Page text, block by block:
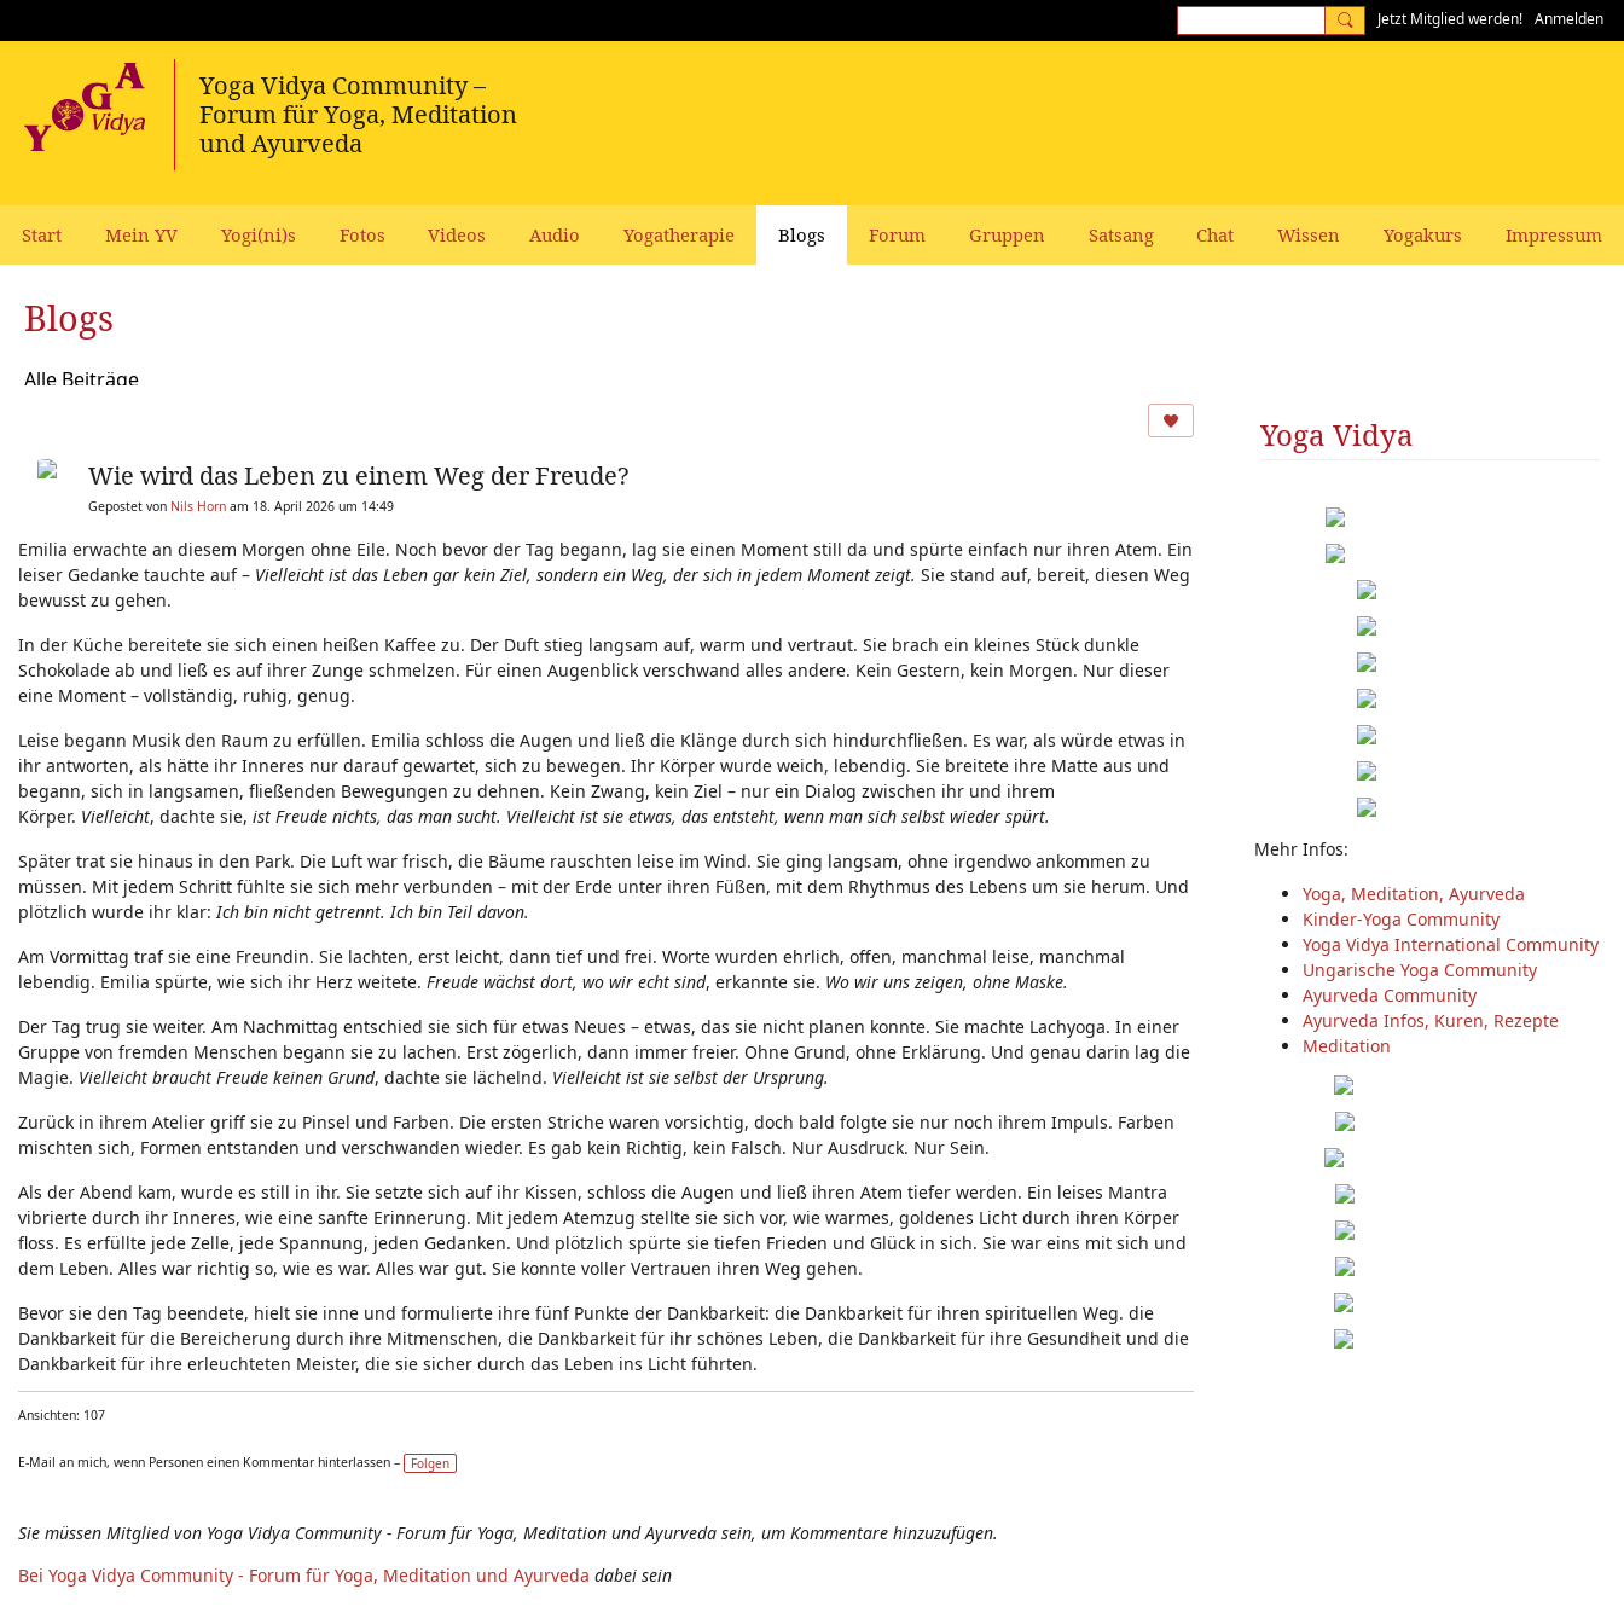
Jetzt Mitglied werden! Anmelden
Start Mein YV Yogi(ni)s Fotos Videos Audio Yogatherapie Blogs Forum Gruppen Satsang Chat Wissen Yogakurs Impressum
Blogs
Alle Beiträge
Wie wird das Leben zu einem Weg der Freude?
Gepostet von Nils Horn am 18. April 2026 um 14:49
Emilia erwachte an diesem Morgen ohne Eile. Noch bevor der Tag begann, lag sie einen Moment still da und spürte einfach nur ihren Atem. Ein
leiser Gedanke tauchte auf – Vielleicht ist das Leben gar kein Ziel, sondern ein Weg, der sich in jedem Moment zeigt. Sie stand auf, bereit, diesen Weg
bewusst zu gehen.
In der Küche bereitete sie sich einen heißen Kaffee zu. Der Duft stieg langsam auf, warm und vertraut. Sie brach ein kleines Stück dunkle
Schokolade ab und ließ es auf ihrer Zunge schmelzen. Für einen Augenblick verschwand alles andere. Kein Gestern, kein Morgen. Nur dieser
eine Moment – vollständig, ruhig, genug.
Leise begann Musik den Raum zu erfüllen. Emilia schloss die Augen und ließ die Klänge durch sich hindurchfließen. Es war, als würde etwas in
ihr antworten, als hätte ihr Inneres nur darauf gewartet, sich zu bewegen. Ihr Körper wurde weich, lebendig. Sie breitete ihre Matte aus und
begann, sich in langsamen, fließenden Bewegungen zu dehnen. Kein Zwang, kein Ziel – nur ein Dialog zwischen ihr und ihrem
Körper. Vielleicht, dachte sie, ist Freude nichts, das man sucht. Vielleicht ist sie etwas, das entsteht, wenn man sich selbst wieder spürt.
Später trat sie hinaus in den Park. Die Luft war frisch, die Bäume rauschten leise im Wind. Sie ging langsam, ohne irgendwo ankommen zu
müssen. Mit jedem Schritt fühlte sie sich mehr verbunden – mit der Erde unter ihren Füßen, mit dem Rhythmus des Lebens um sie herum. Und
plötzlich wurde ihr klar:Ich bin nicht getrennt. Ich bin Teil davon.
Am Vormittag traf sie eine Freundin. Sie lachten, erst leicht, dann tief und frei. Worte wurden ehrlich, offen, manchmal leise, manchmal
lebendig. Emilia spürte, wie sich ihr Herz weitete. Freude wächst dort, wo wir echt sind, erkannte sie. Wo wir uns zeigen, ohne Maske.
Der Tag trug sie weiter. Am Nachmittag entschied sie sich für etwas Neues – etwas, das sie nicht planen konnte. Sie machte Lachyoga. In einer
Gruppe von fremden Menschen begann sie zu lachen. Erst zögerlich, dann immer freier. Ohne Grund, ohne Erklärung. Und genau darin lag die
Magie. Vielleicht braucht Freude keinen Grund, dachte sie lächelnd. Vielleicht ist sie selbst der Ursprung.
Zurück in ihrem Atelier griff sie zu Pinsel und Farben. Die ersten Striche waren vorsichtig, doch bald folgte sie nur noch ihrem Impuls. Farben
mischten sich, Formen entstanden und verschwanden wieder. Es gab kein Richtig, kein Falsch. Nur Ausdruck. Nur Sein.
Als der Abend kam, wurde es still in ihr. Sie setzte sich auf ihr Kissen, schloss die Augen und ließ ihren Atem tiefer werden. Ein leises Mantra
vibrierte durch ihr Inneres, wie eine sanfte Erinnerung. Mit jedem Atemzug stellte sie sich vor, wie warmes, goldenes Licht durch ihren Körper
floss. Es erfüllte jede Zelle, jede Spannung, jeden Gedanken. Und plötzlich spürte sie tiefen Frieden und Glück in sich. Sie war eins mit sich und
dem Leben. Alles war richtig so, wie es war. Alles war gut. Sie konnte voller Vertrauen ihren Weg gehen.
Bevor sie den Tag beendete, hielt sie inne und formulierte ihre fünf Punkte der Dankbarkeit: die Dankbarkeit für ihren spirituellen Weg. die
Dankbarkeit für die Bereicherung durch ihre Mitmenschen, die Dankbarkeit für ihr schönes Leben, die Dankbarkeit für ihre Gesundheit und die
Dankbarkeit für ihre erleuchteten Meister, die sie sicher durch das Leben ins Licht führten.
Ansichten: 107
E-Mail an mich, wenn Personen einen Kommentar hinterlassen – Folgen
Sie müssen Mitglied von Yoga Vidya Community - Forum für Yoga, Meditation und Ayurveda sein, um Kommentare hinzuzufügen.
Bei Yoga Vidya Community - Forum für Yoga, Meditation und Ayurveda dabei sein
Yoga Vidya
Mehr Infos:
Yoga, Meditation, Ayurveda
Kinder-Yoga Community
Yoga Vidya International Community
Ungarische Yoga Community
Ayurveda Community
Ayurveda Infos, Kuren, Rezepte
Meditation